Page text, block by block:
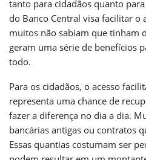
tanto para cidadãos quanto
do Banco Central visa facilitar o
muitos não sabiam que tinham
geram uma série de benefícios
todo.
Para os cidadãos, o acesso
representa uma chance de
fazer a diferença no dia a dia.
bancárias antigas ou contratos
Essas quantias costumam ser